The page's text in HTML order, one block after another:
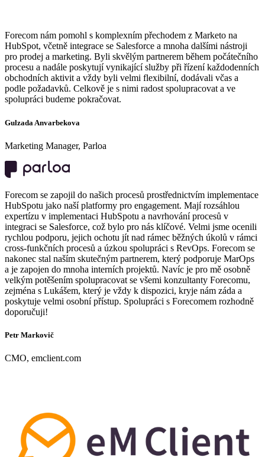
Forecom nám pomohl s komplexním přechodem z Marketo na
HubSpot, včetně integrace se Salesforce a mnoha dalšími nástroji
pro prodej a marketing. Byli skvělým partnerem během počátečního
procesu a nadále poskytují vynikající služby při řízení každodenních
obchodních aktivit a vždy byli velmi flexibilní, dodávali včas a
podle požadavků. Celkově je s nimi radost spolupracovat a ve
spolupráci budeme pokračovat.
Gulzada Anvarbekova
Marketing Manager, Parloa
Forecom se zapojil do našich procesů prostřednictvím implementace
HubSpotu jako naší platformy pro engagement. Mají rozsáhlou
expertízu v implementaci HubSpotu a navrhování procesů v
integraci se Salesforce, což bylo pro nás klíčové. Velmi jsme ocenili
rychlou podporu, jejich ochotu jít nad rámec běžných úkolů v rámci
cross-funkčních procesů a úzkou spolupráci s RevOps. Forecom se
nakonec stal naším skutečným partnerem, který podporuje MarOps
a je zapojen do mnoha interních projektů. Navíc je pro mě osobně
velkým potěšením spolupracovat se všemi konzultanty Forecomu,
zejména s Lukášem, který je vždy k dispozici, kryje nám záda a
poskytuje velmi osobní přístup. Spolupráci s Forecomem rozhodně
doporučuji!
Petr Markovič
CMO, emclient.com